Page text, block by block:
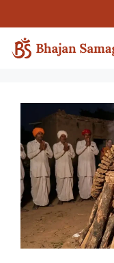
to
content